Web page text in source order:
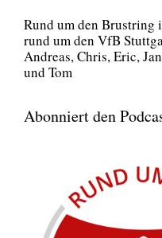
Rund um den Brust­ring
rund um den VfB
Andre­as, Chris, Eric,
und Tom
Abonniert den